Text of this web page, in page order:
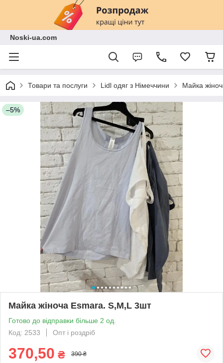
Noski-ua.com
Товари та послуги Lidl одяг з Німеччини Майка
–5%
Майка жіноча Esmara. S,M,L 3шт
Готово до відправки більше 2 од.
Код: 2533
Опт і роздріб
370,50 ₴ 390 ₴